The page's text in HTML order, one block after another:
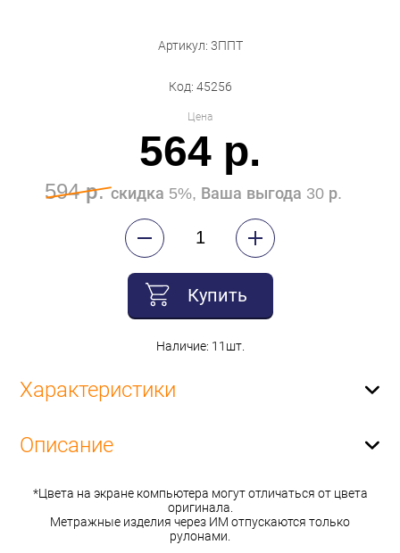
Артикул: 3ППТ
Код: 45256
Цена
564 р.
594 р.скидка 5%, Ваша выгода 30 р.
Купить
Наличие: 11шт.
Характеристики
Описание
*Цвета на экране компьютера могут отличаться от цвета
оригинала.
Метражные изделия через ИМ отпускаются только
рулонами.